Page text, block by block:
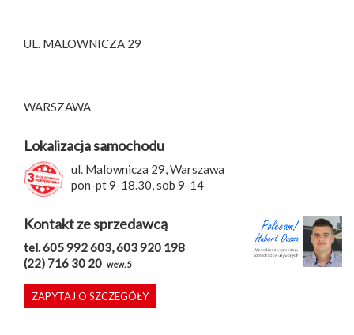
UL. MALOWNICZA 29
WARSZAWA
Lokalizacja samochodu
ul. Malownicza 29, Warszawa
pon-pt 9-18.30, sob 9-14
Kontakt ze sprzedawcą
tel. 605 992 603, 603 920 198
(22) 716 30 20 wew. 5
ZAPYTAJ O SZCZEGÓŁY